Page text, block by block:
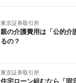
東京証券取引所
親の介護費用は「公的介
るの？
東京証券取引所
住宅ローン組むなら「固